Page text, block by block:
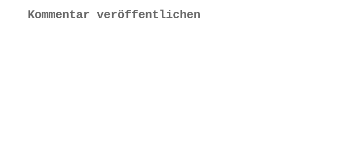
Kommentar veröffentlichen